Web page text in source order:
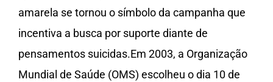
amarela se tornou o símbolo da campanha que
incentiva a busca por suporte diante de
pensamentos suicidas.Em 2003, a Organização
Mundial de Saúde (OMS) escolheu o dia 10 de